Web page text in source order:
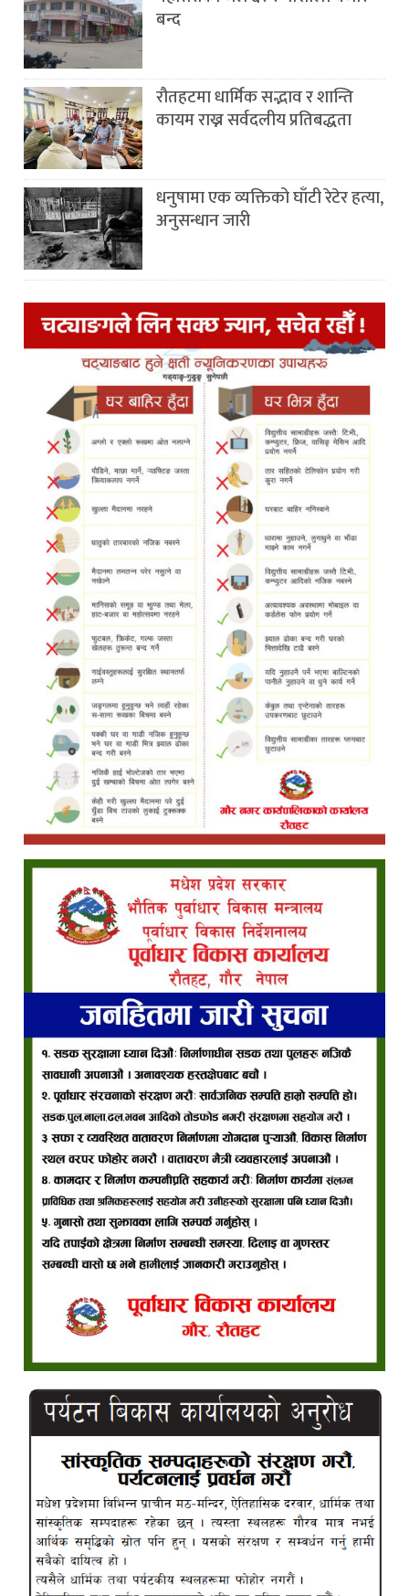
बन्द
रौतहटमा धार्मिक सद्भाव र शान्ति
कायम राख्न सर्वदलीय प्रतिबद्धता
धनुषामा एक व्यक्तिको घाँटी रेटेर हत्या,
अनुसन्धान जारी